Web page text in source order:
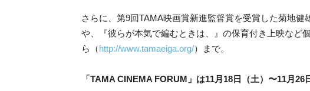
さらに、第9回TAMA映画賞新進監督賞を受賞した菊地
や、『彼らが本気で編むときは、』の保育付き上映など
ら（http://www.tamaeiga.org/）まで。
「TAMA CINEMA FORUM」は11月18日（土）〜11月26